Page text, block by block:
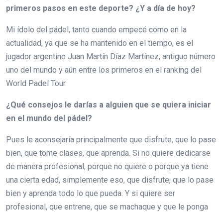
primeros pasos en este deporte? ¿Y a día de hoy?
Mi ídolo del pádel, tanto cuando empecé como en la
actualidad, ya que se ha mantenido en el tiempo, es el
jugador argentino Juan Martín Díaz Martínez, antiguo número
uno del mundo y aún entre los primeros en el ranking del
World Padel Tour.
¿Qué consejos le darías a alguien que se quiera iniciar
en el mundo del pádel?
Pues le aconsejaría principalmente que disfrute, que lo pase
bien, que tome clases, que aprenda. Si no quiere dedicarse
de manera profesional, porque no quiere o porque ya tiene
una cierta edad, simplemente eso, que disfrute, que lo pase
bien y aprenda todo lo que pueda. Y si quiere ser
profesional, que entrene, que se machaque y que le ponga